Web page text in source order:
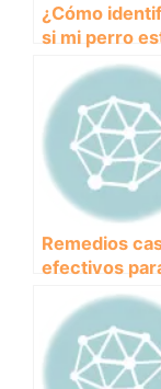
¿Cómo
si mi perro
sufriendo de
fiebre?
Remedios
efectivos
tratar la
perros: ¿Qué
alimentos
tu mascota?